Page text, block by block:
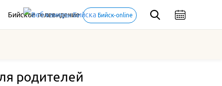
Бийское телевидение Бийск-online
родителей